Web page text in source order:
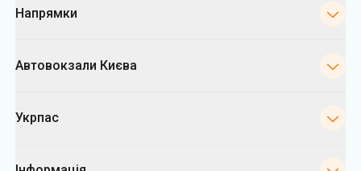
Напрямки
Автовокзали Києва
Укрпас